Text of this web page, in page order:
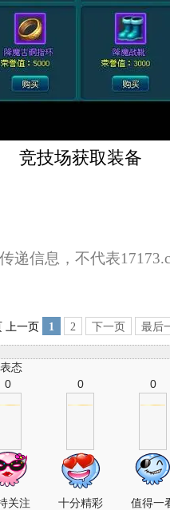
竞技场获取装备
专稿 【
递信息，不代表
上一页 1 2 下一页 最后
态
0
关注
0
十分精彩
0
值得一